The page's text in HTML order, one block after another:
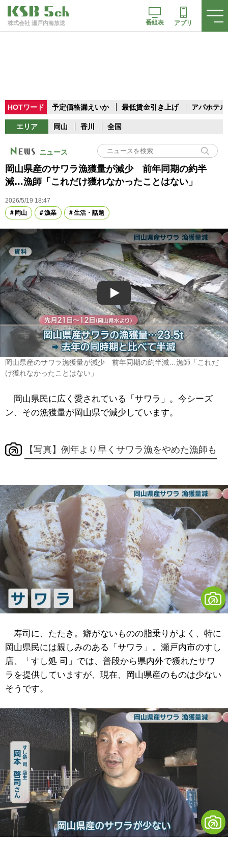
株式会社 瀬戸内海放送 番組表 アプリ
HOTワード 予定価格漏えいか 最低賃金引き上げ アパホテル
エリア 岡山 香川 全国
ニュース
岡山県産のサワラ漁獲量が減少 前年同期の約半
減…漁師「これだけ獲れなかったことはない」
2026/5/19 18:47
岡山
漁業 生活・話題
Play
岡山県産のサワラ漁獲量が減少 前年同期の約半減…漁師「これだ
け獲れなかったことはない」
岡山県民に広く愛されている「サワラ」。今シーズ
ン、その漁獲量が岡山県で減少しています。
【写真】例年より早くサワラ漁をやめた漁師も
寿司に、たたき。癖がないものの脂乗りがよく、特に
岡山県民には親しみのある「サワラ」。瀬戸内市のすし
店、「すし処 司」では、普段から県内外で獲れたサワ
ラを提供していますが、現在、岡山県産のものは少ない
そうです。